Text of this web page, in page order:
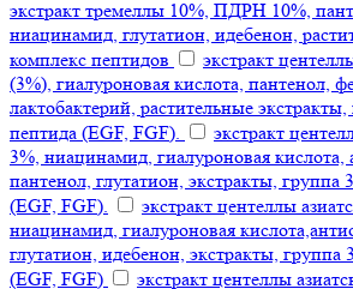
экстракт тремеллы 10%, ПДРН 10%,
ниацинамид, глутатион, идебенон,
комплекс пептидов
экстракт
(3%), гиалуроновая кислота, пантенол,
лактобактерий, растительные
пептида (EGF, FGF).
экстракт
3%, ниацинамид, гиалуроновая кислота,
пантенол, глутатион, экстракты, группа
(EGF, FGF).
экстракт центеллы
ниацинамид, гиалуроновая
глутатион, идебенон, экстракты, группа
(EGF, FGF)
экстракт центеллы